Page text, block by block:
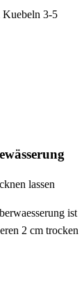
Kuebeln 3-5
lassen
ist
2 cm trocken